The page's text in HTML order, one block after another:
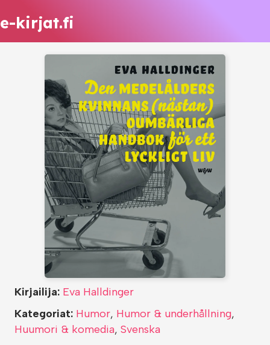
e-kirjat.fi
Kirjailija: Eva Halldinger
Kategoriat: Humor, Humor & underhållning,
Huumori & komedia, Svenska